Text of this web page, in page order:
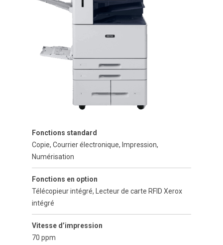
Fonctions standard
Copie, Courrier électronique, Impression,
Numérisation
Fonctions en option
Télécopieur intégré, Lecteur de carte RFID Xerox
intégré
Vitesse d’impression
70 ppm